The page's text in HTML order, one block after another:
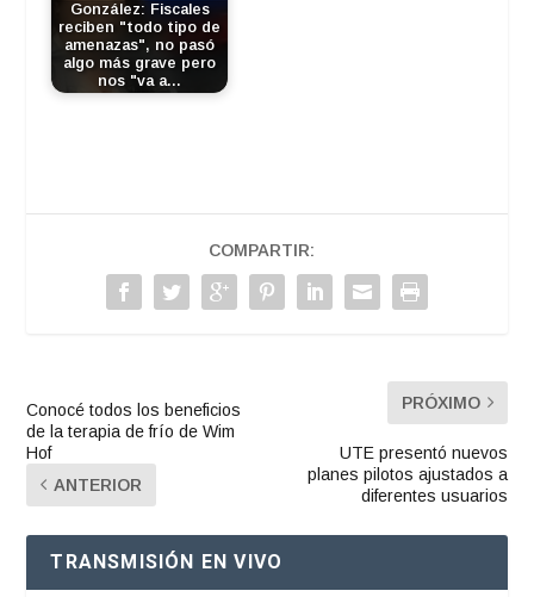
González: Fiscales
reciben "todo tipo de
amenazas", no pasó
algo más grave pero
nos "va a…
COMPARTIR:
Conocé todos los beneficios
de la terapia de frío de Wim
Hof
ANTERIOR
PRÓXIMO
UTE presentó nuevos
planes pilotos ajustados a
diferentes usuarios
TRANSMISIÓN EN VIVO